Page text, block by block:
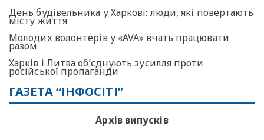
День будівельника у Харкові: люди, які повертають
місту життя
Молодих волонтерів у «AVA» вчать працювати
разом
Харків і Литва об’єднують зусилля проти
російської пропаганди
ГАЗЕТА “ІНФОСІТІ”
Архів випусків